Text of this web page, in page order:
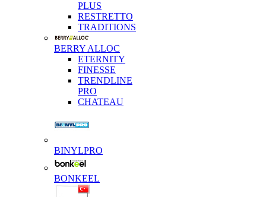
PLUS
RESTRETTO
TRADITIONS
BERRY ALLOC
ETERNITY
FINESSE
TRENDLINE
PRO
CHATEAU
BINYLPRO
BONKEEL